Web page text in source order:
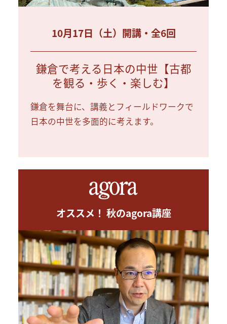
10月17日（土）開講・全6回
鎌倉で考える日本の中世【古都
を観る・歩く・楽しむ】
鎌倉を舞台に、講義とフィールドワークで
日本の中世を多面的に考えます。
オススメ！ 秋のagora講座